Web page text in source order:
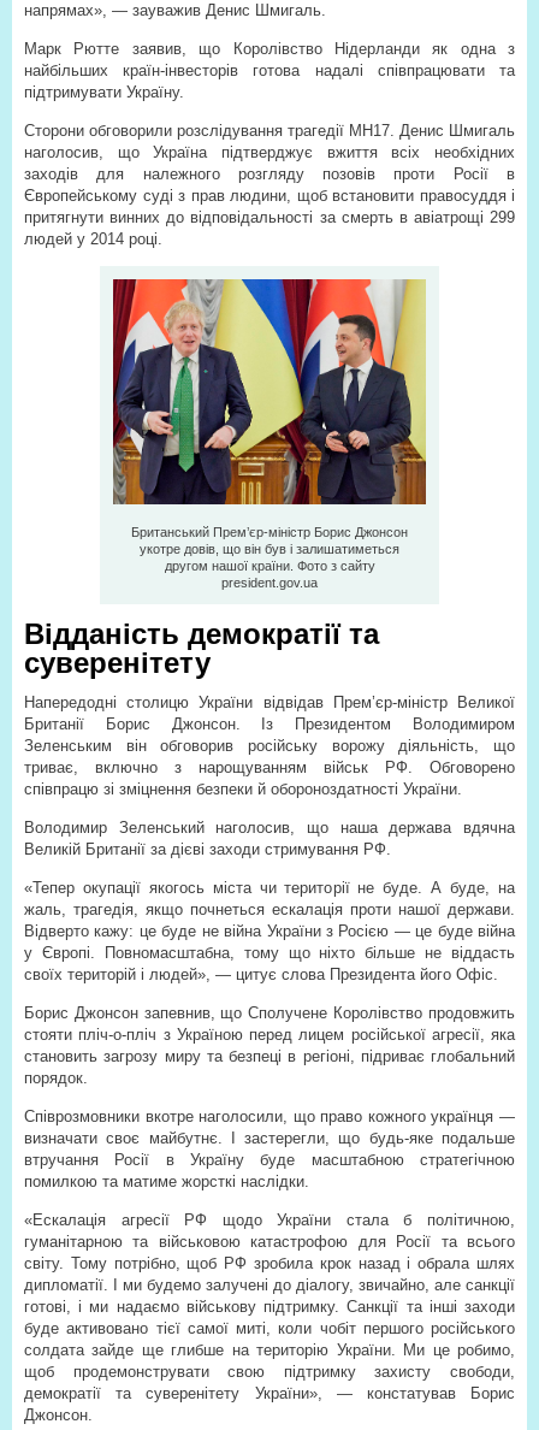
напрямах», — зауважив Денис Шмигаль.
Марк Рютте заявив, що Королівство Нідерланди як одна з
найбільших країн-інвесторів готова надалі співпрацювати та
підтримувати Україну.
Сторони обговорили розслідування трагедії MH17. Денис Шмигаль
наголосив, що Україна підтверджує вжиття всіх необхідних
заходів для належного розгляду позовів проти Росії в
Європейському суді з прав людини, щоб встановити правосуддя і
притягнути винних до відповідальності за смерть в авіатрощі 299
людей у 2014 році.
Британський Прем’єр-міністр Борис Джонсон
укотре довів, що він був і залишатиметься
другом нашої країни. Фото з сайту
president.gov.ua
Відданість демократії та
суверенітету
Напередодні столицю України відвідав Прем’єр-міністр Великої
Британії Борис Джонсон. Із Президентом Володимиром
Зеленським він обговорив російську ворожу діяльність, що
триває, включно з нарощуванням військ РФ. Обговорено
співпрацю зі зміцнення безпеки й обороноздатності України.
Володимир Зеленський наголосив, що наша держава вдячна
Великій Британії за дієві заходи стримування РФ.
«Тепер окупації якогось міста чи території не буде. А буде, на
жаль, трагедія, якщо почнеться ескалація проти нашої держави.
Відверто кажу: це буде не війна України з Росією — це буде війна
у Європі. Повномасштабна, тому що ніхто більше не віддасть
своїх територій і людей», — цитує слова Президента його Офіс.
Борис Джонсон запевнив, що Сполучене Королівство продовжить
стояти пліч-о-пліч з Україною перед лицем російської агресії, яка
становить загрозу миру та безпеці в регіоні, підриває глобальний
порядок.
Співрозмовники вкотре наголосили, що право кожного українця —
визначати своє майбутнє. І застерегли, що будь-яке подальше
втручання Росії в Україну буде масштабною стратегічною
помилкою та матиме жорсткі наслідки.
«Ескалація агресії РФ щодо України стала б політичною,
гуманітарною та військовою катастрофою для Росії та всього
світу. Тому потрібно, щоб РФ зробила крок назад і обрала шлях
дипломатії. І ми будемо залучені до діалогу, звичайно, але санкції
готові, і ми надаємо військову підтримку. Санкції та інші заходи
буде активовано тієї самої миті, коли чобіт першого російського
солдата зайде ще глибше на територію України. Ми це робимо,
щоб продемонструвати свою підтримку захисту свободи,
демократії та суверенітету України», — констатував Борис
Джонсон.